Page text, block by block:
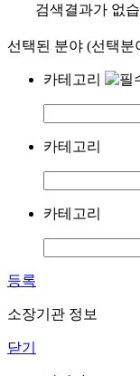
검색결과가 없
선택된 분야 (선택
카테고리
카테고리
카테고리
등록
소장기관 정보
닫기